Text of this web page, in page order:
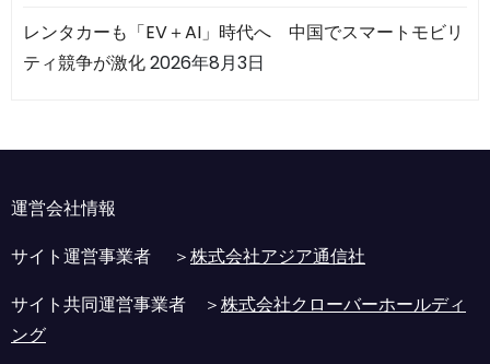
レンタカーも「EV＋AI」時代へ 中国でスマートモビリ
ティ競争が激化2026年8月3日
運営会社情報
サイト運営事業者 ＞株式会社アジア通信社
サイト共同運営事業者 ＞株式会社クローバーホールディ
ング